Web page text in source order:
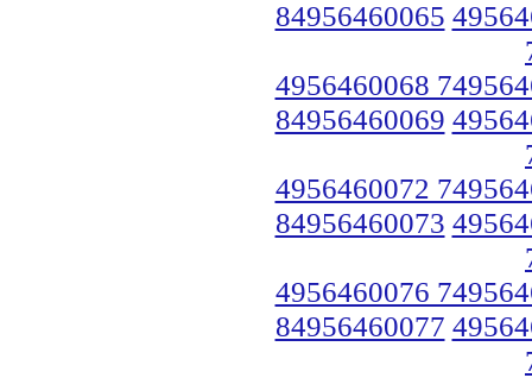
84956460065
4956460068
84956460069
4956460072
84956460073
4956460076
84956460077